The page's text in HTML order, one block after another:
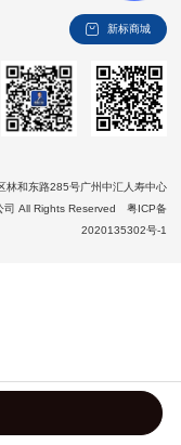
新标商城
林和东路285号广州中汇人寿中心
司 All Rights Reserved 粤ICP备
2020135302号-1